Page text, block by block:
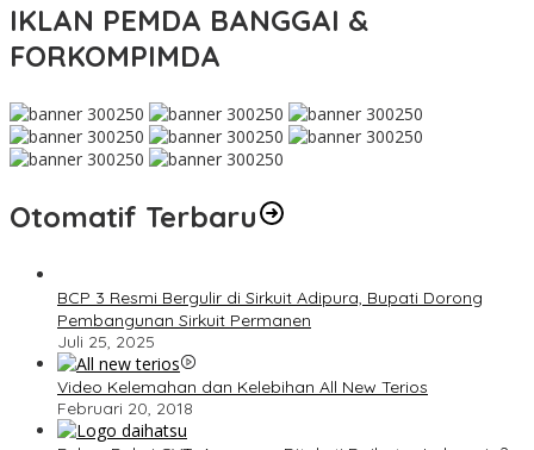
IKLAN PEMDA BANGGAI &
FORKOMPIMDA
Otomatif Terbaru
BCP 3 Resmi Bergulir di Sirkuit Adipura, Bupati Dorong
Pembangunan Sirkuit Permanen
Juli 25, 2025
Video Kelemahan dan Kelebihan All New Terios
Februari 20, 2018